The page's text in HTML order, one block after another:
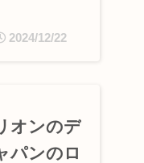
2024/12/22
オンのデ
パンのロ